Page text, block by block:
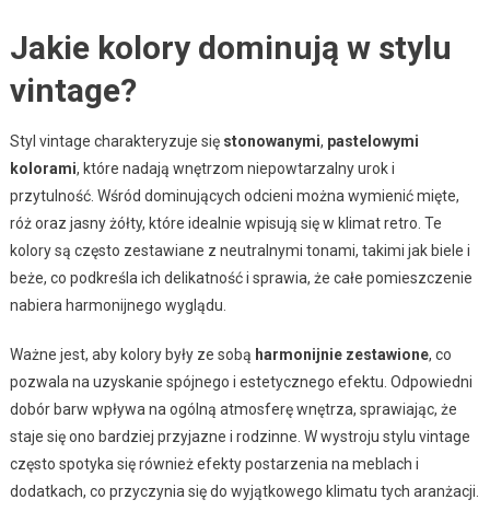
Jakie kolory dominują w stylu
vintage?
Styl vintage charakteryzuje się stonowanymi, pastelowymi
kolorami, które nadają wnętrzom niepowtarzalny urok i
przytulność. Wśród dominujących odcieni można wymienić mięte,
róż oraz jasny żółty, które idealnie wpisują się w klimat retro. Te
kolory są często zestawiane z neutralnymi tonami, takimi jak biele i
beże, co podkreśla ich delikatność i sprawia, że całe pomieszczenie
nabiera harmonijnego wyglądu.
Ważne jest, aby kolory były ze sobą harmonijnie zestawione, co
pozwala na uzyskanie spójnego i estetycznego efektu. Odpowiedni
dobór barw wpływa na ogólną atmosferę wnętrza, sprawiając, że
staje się ono bardziej przyjazne i rodzinne. W wystroju stylu vintage
często spotyka się również efekty postarzenia na meblach i
dodatkach, co przyczynia się do wyjątkowego klimatu tych aranżacji.